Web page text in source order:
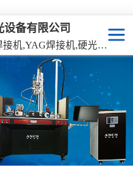
备有限公司
主营产品：光纤传输焊接机,YAG焊接机,硬光路焊接机,激光器连续焊接机
硬光路激光焊接机
纤传输激光焊接机
激光器连续焊接机
手激光焊接机